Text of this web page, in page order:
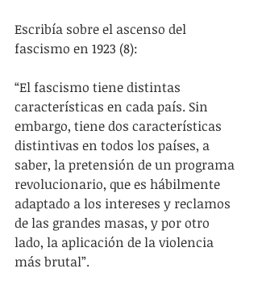
Escribía sobre el ascenso del
fascismo en 1923 (8):
“El fascismo tiene distintas
características en cada país. Sin
embargo, tiene dos características
distintivas en todos los países, a
saber, la pretensión de un programa
revolucionario, que es hábilmente
adaptado a los intereses y reclamos
de las grandes masas, y por otro
lado, la aplicación de la violencia
más brutal”.